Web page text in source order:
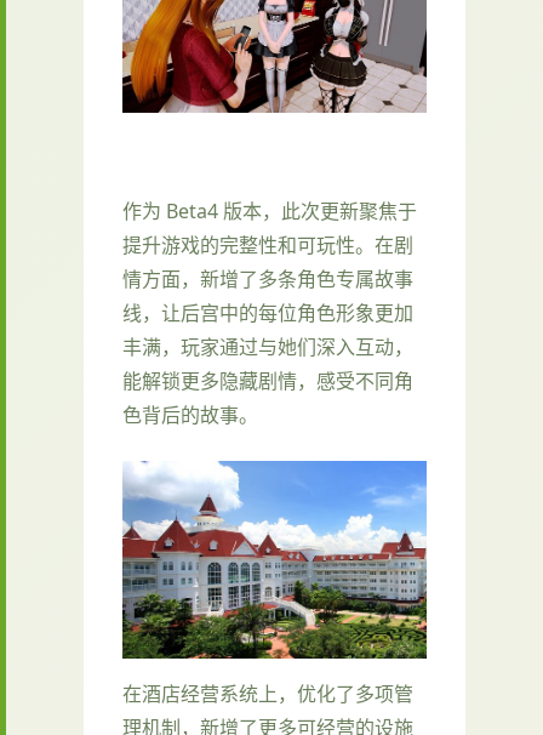
作为 Beta4 版本，此次更新聚焦于
提升游戏的完整性和可玩性。在剧
情方面，新增了多条角色专属故事
线，让后宫中的每位角色形象更加
丰满，玩家通过与她们深入互动，
能解锁更多隐藏剧情，感受不同角
色背后的故事。
在酒店经营系统上，优化了多项管
理机制，新增了更多可经营的设施